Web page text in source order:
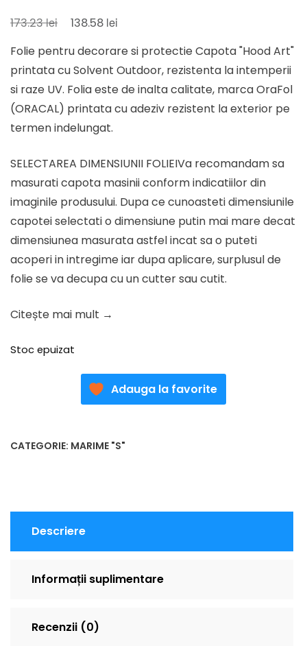
173.23lei
Prețul
a
fost:
173.23 lei.
138.58 lei
este:
138.58 lei.
Folie pentru decorare si protectie Capota "Hood Art"
printata cu Solvent Outdoor, rezistenta la intemperii
si raze UV. Folia este de inalta calitate, marca OraFol
(ORACAL) printata cu adeziv rezistent la exterior pe
termen indelungat.
SELECTAREA DIMENSIUNII FOLIEIVa recomandam sa
masurati capota masinii conform indicatiilor din
imaginile produsului. Dupa ce cunoasteti dimensiunile
capotei selectati o dimensiune putin mai mare decat
dimensiunea masurata astfel incat sa o puteti
acoperi in intregime iar dupa aplicare, surplusul de
folie se va decupa cu un cutter sau cutit.
Citește mai mult →
Stoc epuizat
Adauga la favorite
CATEGORIE: MARIME "S"
Descriere
Informații suplimentare
Recenzii (0)